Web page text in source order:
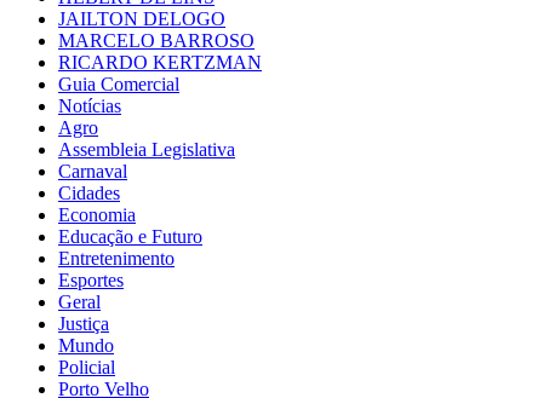
JAILTON DELOGO
MARCELO BARROSO
RICARDO KERTZMAN
Guia Comercial
Notícias
Agro
Assembleia Legislativa
Carnaval
Cidades
Economia
Educação e Futuro
Entretenimento
Esportes
Geral
Justiça
Mundo
Policial
Porto Velho